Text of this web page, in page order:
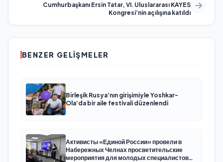
Cumhurbaşkanı Ersin Tatar, VI. Uluslararası KAYES
Kongresi’nin açılışına katıldı
BENZER GELIŞMELER
Birleşik Rusya’nın girişimiyle Yoshkar-
Ola’da bir aile festivali düzenlendi
Активисты «Единой России» провели в
Набережных Челнах просветительские
мероприятия для молодых специалистов